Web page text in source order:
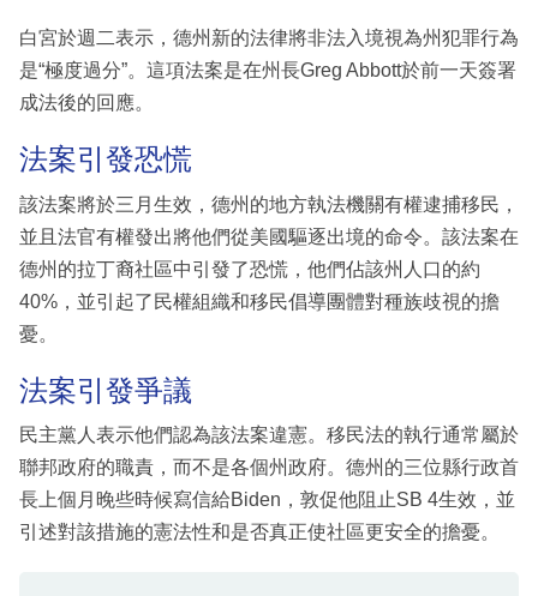
區
白宮於週二表示，德州新的法律將非法入境視為州犯罪行為
是“極度過分”。這項法案是在州長Greg Abbott於前一天簽署
成法後的回應。
法案引發恐慌
該法案將於三月生效，德州的地方執法機關有權逮捕移民，
並且法官有權發出將他們從美國驅逐出境的命令。該法案在
德州的拉丁裔社區中引發了恐慌，他們佔該州人口的約
40%，並引起了民權組織和移民倡導團體對種族歧視的擔
憂。
法案引發爭議
民主黨人表示他們認為該法案違憲。移民法的執行通常屬於
聯邦政府的職責，而不是各個州政府。德州的三位縣行政首
長上個月晚些時候寫信給Biden，敦促他阻止SB 4生效，並
引述對該措施的憲法性和是否真正使社區更安全的擔憂。